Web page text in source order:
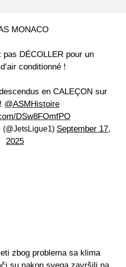
MONACO
pas DÉCOLLER pour un
conditionné !
en CALEÇON sur
@ASMHistoire
DSw8FOmfPO
September 17,
2025
zbog problema sa klima
su nakon svega završili na